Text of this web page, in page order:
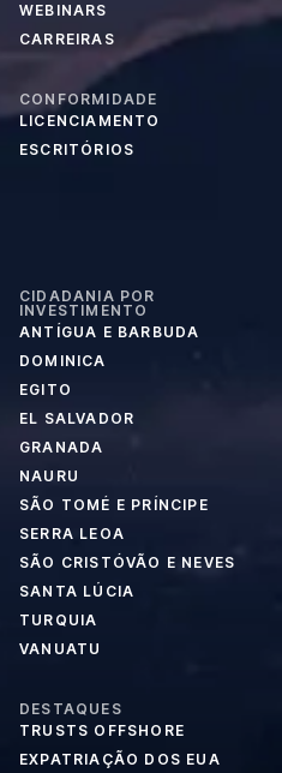
WEBINARS
CARREIRAS
CONFORMIDADE
LICENCIAMENTO
ESCRITÓRIOS
CIDADANIA POR
INVESTIMENTO
ANTÍGUA E BARBUDA
DOMINICA
EGITO
EL SALVADOR
GRANADA
NAURU
SÃO TOMÉ E PRÍNCIPE
SERRA LEOA
SÃO CRISTÓVÃO E NEVES
SANTA LÚCIA
TURQUIA
VANUATU
DESTAQUES
TRUSTS OFFSHORE
EXPATRIAÇÃO DOS EUA